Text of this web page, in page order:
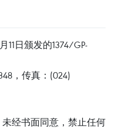
日颁发的1374/GP-
，传真：(024)
经书面同意，禁止任何